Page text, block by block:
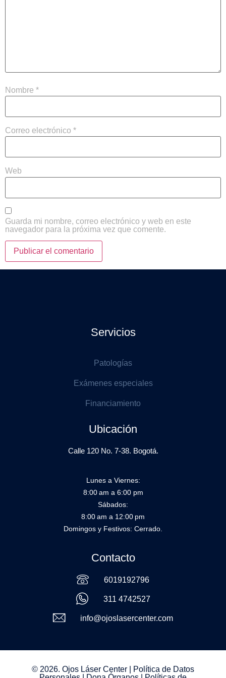
Nombre *
Correo electrónico *
Web
Guarda mi nombre, correo electrónico y web en este
navegador para la próxima vez que comente.
Servicios
Patologías
Exámenes especiales
Financiamiento
Ubicación
Calle 120 No. 7-38. Bogotá.
Lunes a Viernes:
8:00 am a 6:00 pm
Sábados:
8:00 am a 12:00 pm
Domingos y Festivos: Cerrado.
Contacto
6019192796
311 4742527
info@ojoslasercenter.com
© 2026. Ojos Láser Center |
Política de Datos